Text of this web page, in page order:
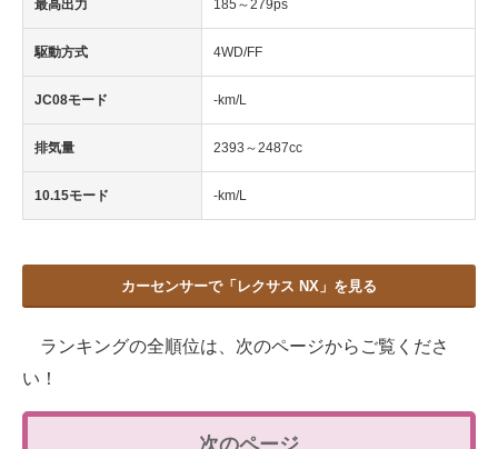
最高出力 185～279ps
駆動方式 4WD/FF
JC08モード -km/L
排気量 2393～2487cc
10.15モード -km/L
カーセンサーで「レクサス NX」を見る
ランキングの全順位は、次のページからご覧くださ
い！